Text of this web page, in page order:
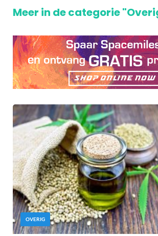
Meer in de categorie
OVERIG